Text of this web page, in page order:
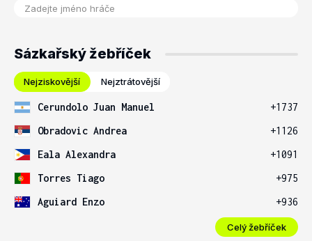
Sázkařský žebříček
Nejziskovější Nejztrátovější
Cerundolo Juan Manuel
+1737
Obradovic Andrea
+1126
Eala Alexandra
+1091
Torres Tiago
+975
Aguiard Enzo
+936
Celý žebříček